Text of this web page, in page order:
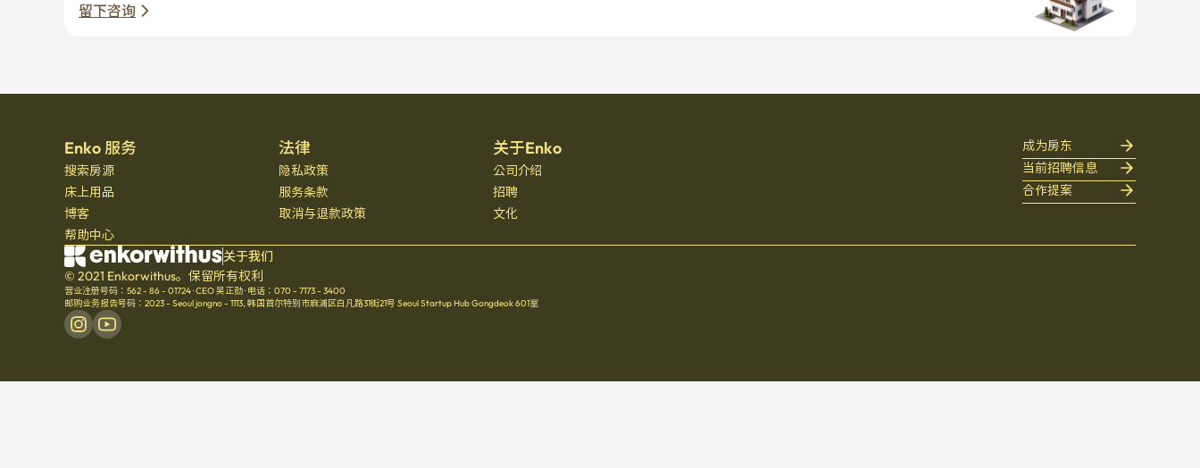
留下咨询
Enko 服务
搜索房源
床上用品
博客
帮助中心
法律
隐私政策
服务条款
取消与退款政策
关于Enko
公司介绍
招聘
文化
成为房东
当前招聘信息
合作提案
关于我们
© 2021 Enkorwithus。保留所有权利
营业注册号码：562 - 86 - 01724·CEO 吴正勋· 电话：070 - 7173 - 3400
邮购业务报告号码：2023 - Seoul jongno - 1113, 韩国首尔特别市麻浦区白凡路31街21号 Seoul Startup Hub Gongdeok 601室